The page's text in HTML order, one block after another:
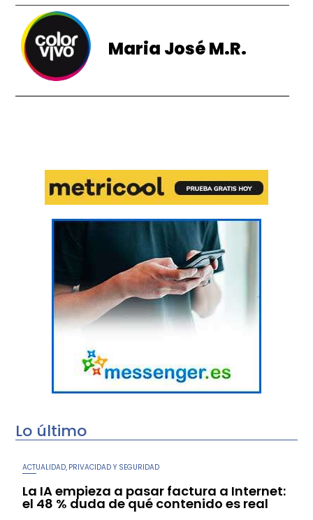
Maria José M.R.
Lo último
ACTUALIDAD PRIVACIDAD Y SEGURIDAD
La IA empieza a pasar factura a Internet:
el 48 % duda de qué contenido es real